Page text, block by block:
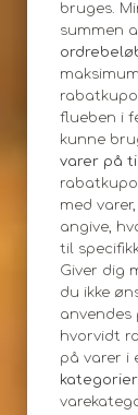
bruges.
summen
flueben i
kunne
varer på
med
angive,
til
Giver dig
du ikke
anvendes
hvorvidt
på varer i
kategorier